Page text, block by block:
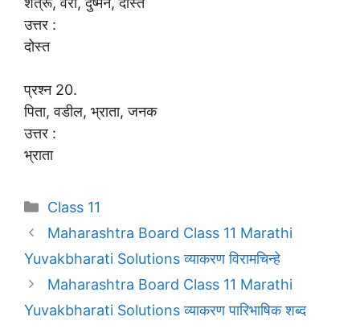
उत्तर :
दोस्त
प्रश्न 20.
पिता, वडील, भ्राता, जनक
उत्तर :
भ्राता
Categories
Class 11
Maharashtra Board Class 11 Marathi
Yuvakbharati Solutions व्याकरण विरामचिन्हे
Maharashtra Board Class 11 Marathi
Yuvakbharati Solutions व्याकरण पारिभाषिक शब्द